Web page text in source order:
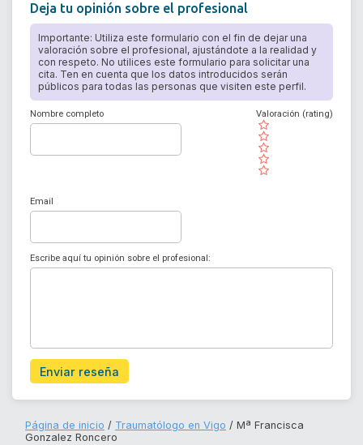
Deja tu opinión sobre el profesional
Importante: Utiliza este formulario con el fin de dejar una
valoración sobre el profesional, ajustándote a la realidad y
con respeto. No utilices este formulario para solicitar una
cita. Ten en cuenta que los datos introducidos serán
públicos para todas las personas que visiten este perfil.
Nombre completo
( )
( )
( )
( )
( )
Valoración (rating)
Email
Escribe aquí tu opinión sobre el profesional:
Enviar reseña
Página de inicio Traumatólogo en Vigo
Mª Francisca
Gonzalez Roncero